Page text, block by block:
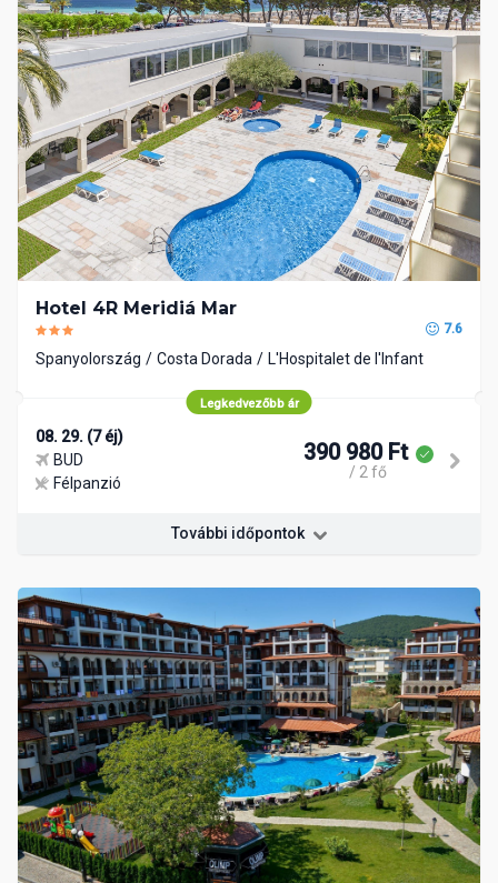
Hotel 4R Meridiá Mar
7.6
Spanyolország Costa Dorada L'Hospitalet de l'Infant
Legkedvezőbb ár
08. 29. (7 éj)
BUD
Félpanzió
390 980 Ft
/ 2 fő
További időpontok